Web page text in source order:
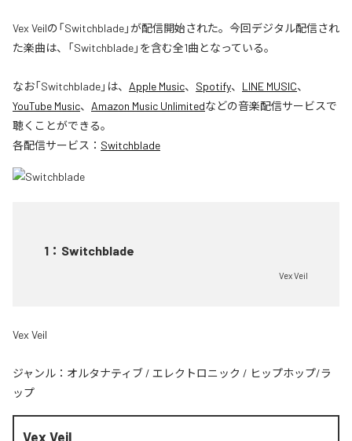
Vex Veilの「Switchblade」が配信開始された。今回デジタル配信され
た楽曲は、「Switchblade」を含む全1曲となっている。
なお「Switchblade」は、 Apple Music、 Spotify、 LINE MUSIC、
YouTube Music、 Amazon Music Unlimitedなどの音楽配信サービスで
聴くことができる。
各配信サービス： Switchblade
1 ： Switchblade
Vex Veil
Vex Veil
ジャンル： オルタナティブ / エレクトロニック / ヒップホップ/ラ
ップ
Vex Veil